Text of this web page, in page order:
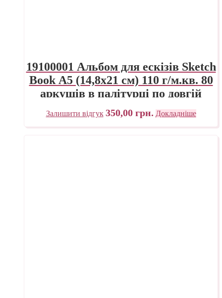
19100001 Альбом для ескізів Sketch
Book А5 (14,8х21 см) 110 г/м.кв. 80
аркушів в палітурці по довгій
стороні Fabriano Італія
Залишити відгук 350,00 грн. Докладніше